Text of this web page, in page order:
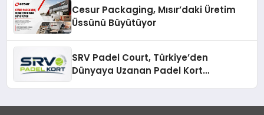
Cesur Packaging, Mısır’daki Üretim
Üssünü Büyütüyor
SRV Padel Court, Türkiye’den
Dünyaya Uzanan Padel Kort